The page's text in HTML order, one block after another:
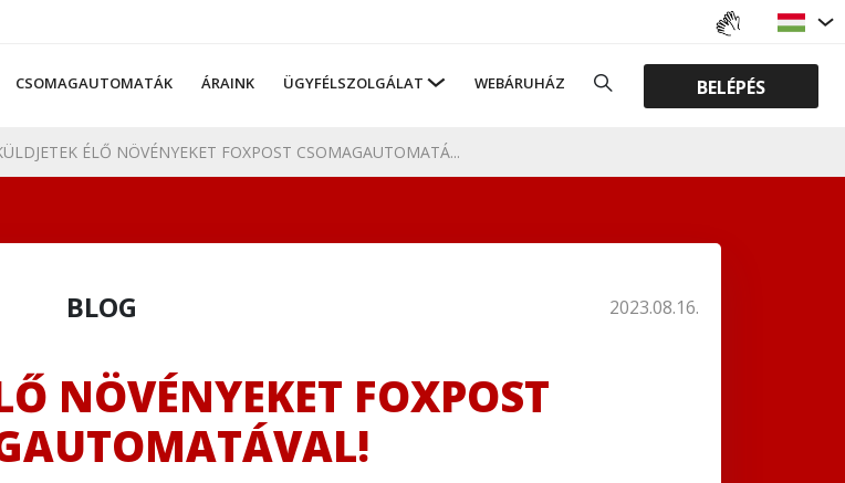
CSOMAGAUTOMATÁK ÁRAINK ÜGYFÉLSZOLGÁLAT WEBÁRUHÁZ BELÉPÉS
ÉLŐ NÖVÉNYEKET FOXPOST CSOMAGAUTOMATÁ...
BLOG 2023.08.16.
NÖVÉNYEKET FOXPOST